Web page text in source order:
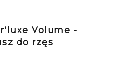
Volume -
do rzęs